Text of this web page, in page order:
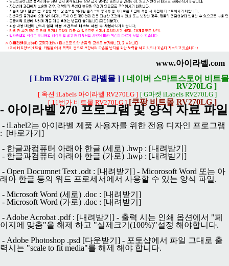
www.아이라벨.com
[ Lbm RV270LG 라벨몰 ] [ 네이버 스마트스토어 비트몰
RV270LG ]
[ 옥션 iLabels 아이라벨 RV270LG ] [ G마켓 iLabels RV270LG ]
[ 11번가 비트몰 RV270LG ] [쿠팡 비트몰 RV270LG ]
- 아이라벨 270 프로그램 및 양식 자료 파일
- iLabel2는 아이라벨 제품 사용자를 위한 전용 디자인 프로그램
: [바로가기]
- 한글과컴퓨터 아래아 한글 (세로) .hwp : [내려받기]
- 한글과컴퓨터 아래아 한글 (가로) .hwp : [내려받기]
- Open Documnet Text .odt : [내려받기] - Micorosoft Word 또는 아
래아 한글 등의 워드 프로세서에서 사용할 수 있는 양식 파일.
- Microsoft Word (세로) .doc : [내려받기]
- Microsoft Word (가로) .doc : [내려받기]
- Adobe Acrobat .pdf : [내려받기] - 출력 시는 인쇄 옵션에서 "페
이지에 맞춤"을 해제 하고 "실제크기(100%)"설정 해야합니다.
- Adobe Photoshop .psd [다운받기] - 포토샵에서 파일 그대로 출
력시는 "scale to fit media"를 해제 해야 합니다.